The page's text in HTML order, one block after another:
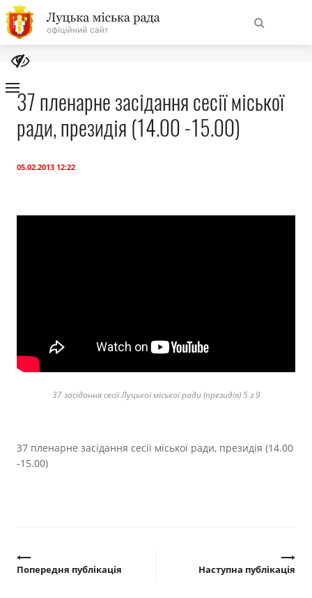
На
головну
Навігація
сайту
Про місто
Документи
37 пленарне засідання сесії міської
ради, президія (14.00 -15.00)
05.02.2013 12:22
37 засідання сесії Луцької міської ради (президія) 5 з 9
37 пленарне засідання сесії міської ради, президія (14.00
-15.00)
Попередня публікація Наступна публікація